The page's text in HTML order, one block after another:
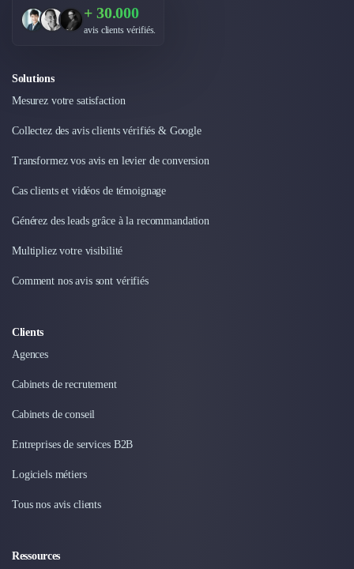
Maintenance et Infogérance
BI, Analytics & Big Data
Design Thinking
Stratégie Digitale
Développement d'Application Mobile
Direction Artistique
Cybersécurité
Intelligence Artificielle (IA)
Impression
Logistique
Traiteur & Restauration
Office Management
Accélérateurs et incubateurs
Autres
Logiciel PropTech
+ 30.000
avis clients vérifiés.
Solutions
Mesurez votre satisfaction
Collectez des avis clients vérifiés & Google
Transformez vos avis en levier de conversion
Cas clients et vidéos de témoignage
Générez des leads grâce à la recommandation
Multipliez votre visibilité
Comment nos avis sont vérifiés
Clients
Agences
Cabinets de recrutement
Cabinets de conseil
Entreprises de services B2B
Logiciels métiers
Tous nos avis clients
Ressources